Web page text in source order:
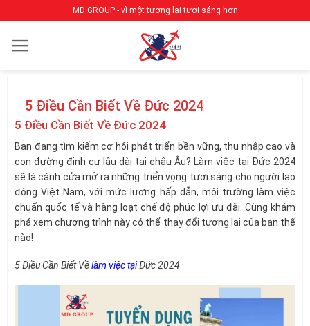
qua
nội
MD GROUP - vì một tương lai tươi sáng hơn
5 Điều Cần Biết Về Đức 2024
5 Điều Cần Biết Về Đức 2024
Bạn đang tìm kiếm cơ hội phát triển bền vững, thu nhập cao và
con đường định cư lâu dài tại châu Âu? Làm việc tại Đức 2024
sẽ là cánh cửa mở ra những triển vọng tươi sáng cho người lao
động Việt Nam, với mức lương hấp dẫn, môi trường làm việc
chuẩn quốc tế và hàng loạt chế độ phúc lợi ưu đãi. Cùng khám
phá xem chương trình này có thể thay đổi tương lai của bạn thế
nào!
5 Điều Cần Biết Vềlàm việc tạiĐức 2024